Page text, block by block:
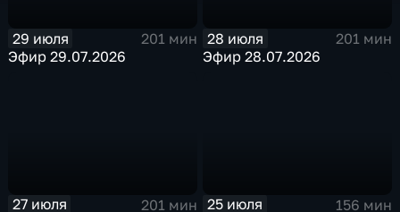
29 июля
201 мин
Эфир 29.07.2026
28 июля
201 мин
Эфир 28.07.2026
27 июля
201 мин
25 июля
156 мин